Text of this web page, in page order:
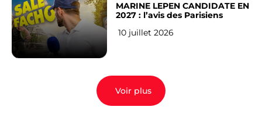
MARINE LEPEN CANDIDATE EN
2027 : l’avis des Parisiens
10 juillet 2026
Voir plus